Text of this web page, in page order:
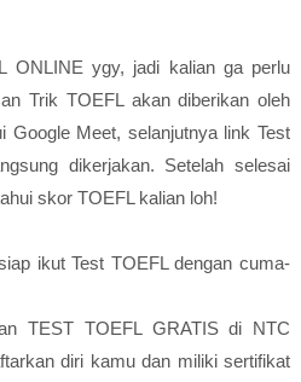
ONLINE ygy, jadi kalian ga perlu
Trik TOEFL akan diberikan oleh
Google Meet, selanjutnya link Test
dikerjakan. Setelah selesai
skor TOEFL kalian loh!
ikut Test TOEFL dengan cuma-
TEST TOEFL GRATIS di NTC
diri kamu dan miliki sertifikat